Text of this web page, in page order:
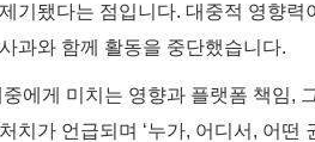
기됐다는 점입니다. 대중적 영향력
과와 함께 활동을 중단했습니다.
에게 미치는 영향과 플랫폼 책임,
가 언급되며 ‘누가, 어디서, 어떤